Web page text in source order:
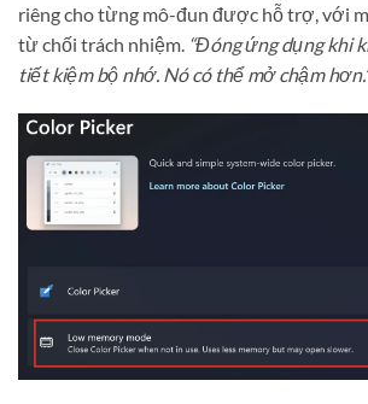
riêng cho từng mô-đun được hỗ trợ, với
từ chối trách nhiệm. “Đóng ứng dụng khi
tiết kiệm bộ nhớ. Nó có thể mở chậm